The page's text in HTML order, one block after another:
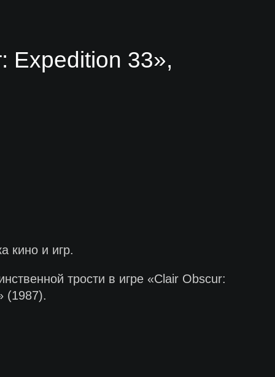
Expedition 33»,
кино и игр.
трости в игре «Clair Obscur:
(1987).